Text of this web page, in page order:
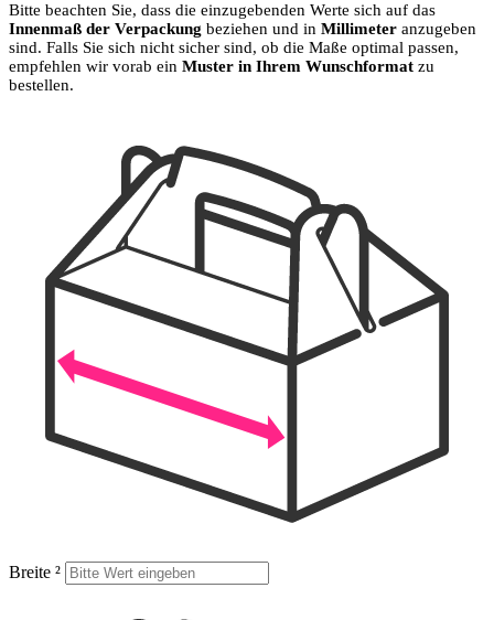
Bitte beachten Sie, dass die einzugebenden Werte sich auf das
Innenmaß der Verpackung beziehen und in Millimeter anzugeben
sind. Falls Sie sich nicht sicher sind, ob die Maße optimal passen,
empfehlen wir vorab ein Muster in Ihrem Wunschformat zu
bestellen.
Breite ²